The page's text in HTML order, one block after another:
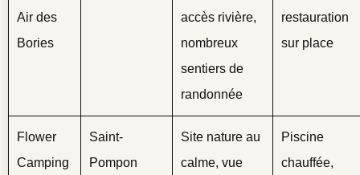
Air des
Bories
accès rivière,
nombreux
sentiers de
randonnée
restauration
sur place
Flower
Camping
Saint-
Pompon
Site nature au
calme, vue
Piscine
chauffée,